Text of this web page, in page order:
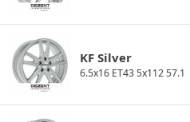
KF Silver
6.5x16 ET43 5x112 57.1